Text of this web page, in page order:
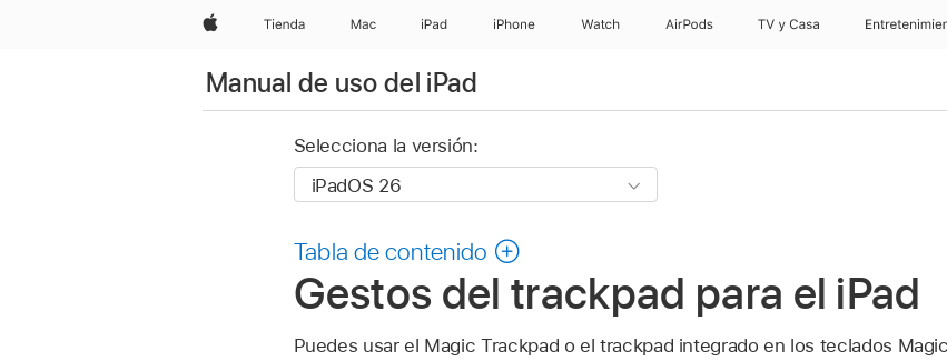
AppleTienda Mac iPad iPhone Watch AirPods TV & Casa
Manual de uso del iPad
Selecciona la versión:
Tabla de contenido
Gestos del trackpad para el iPad
Puedes usar el Magic Trackpad o el trackpad integrado en los teclados